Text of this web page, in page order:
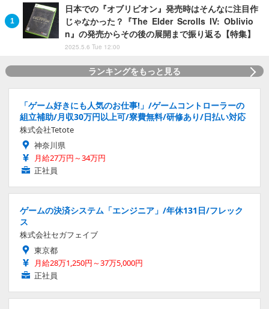
日本での『オブリビオン』発売時はそんなに注目作
じゃなかった？『The Elder Scrolls IV: Oblivio
n』の発売からその後の展開まで振り返る【特集】
2025.5.6 Tue 12:00
ランキングをもっと見る
「ゲーム好きにも人気のお仕事!」/ゲームコントローラーの
組立補助/月収30万円以上可/寮費無料/研修あり/日払い対応
株式会社Tetote
神奈川県
月給27万円～34万円
正社員
ゲームの決済システム「エンジニア」/年休131日/フレック
ス
株式会社セガフェイブ
東京都
月給28万1,250円～37万5,000円
正社員